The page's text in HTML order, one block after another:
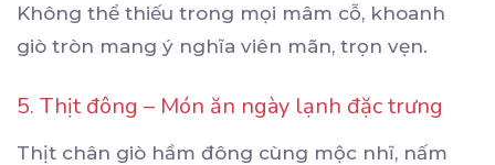
Không thể thiếu trong mọi mâm cỗ, khoanh
giò tròn mang ý nghĩa viên mãn, trọn vẹn.
5. Thịt đông – Món ăn ngày lạnh đặc trưng
Thịt chân giò hầm đông cùng mộc nhĩ, nấm